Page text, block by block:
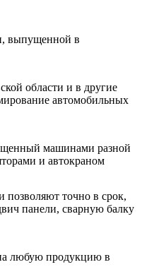
выпущенной в
области и в другие
автомобильных
машинами разной
и автокраном
точно в срок,
панели, сварную балку
любую продукцию в